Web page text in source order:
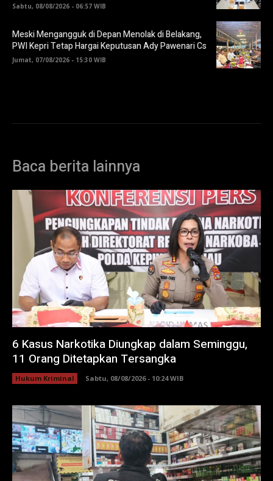
Sabtu, 08/08/2026 - 06:57 WIB
Meski Mengangguk di Depan Menolak di Belakang,
PWI Kepri Tetap Hargai Keputusan Ady Pawenari Cs
Jumat, 07/08/2026 - 15:30 WIB
Baca berita lainnya
6 Kasus Narkotika Diungkap dalam Seminggu,
11 Orang Ditetapkan Tersangka
Hukum Kriminal Sabtu, 08/08/2026 - 10:24 WIB